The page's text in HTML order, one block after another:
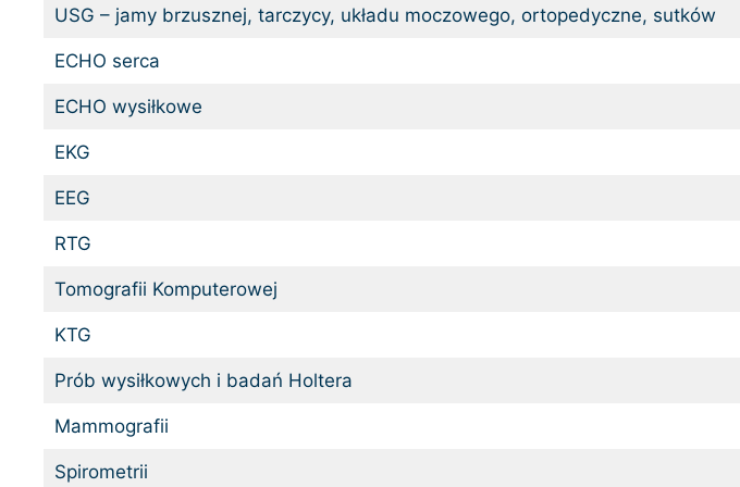
USG – jamy brzusznej, tarczycy, układu moczowego, ortopedyczne, sutków
ECHO serca
ECHO wysiłkowe
EKG
EEG
RTG
Tomografii Komputerowej
KTG
Prób wysiłkowych i badań Holtera
Mammografii
Spirometrii